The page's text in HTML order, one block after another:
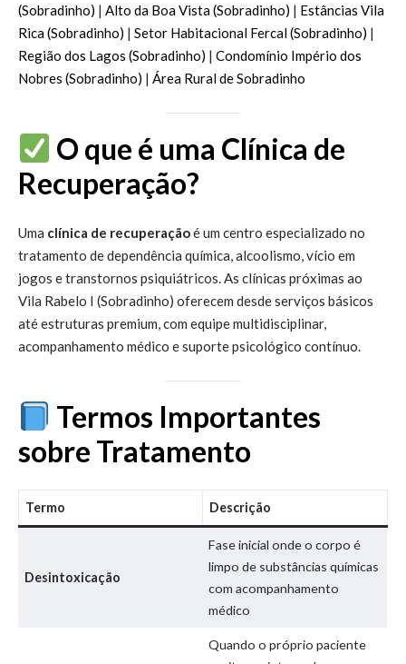
(Sobradinho) | Alto da Boa Vista (Sobradinho) | Estâncias Vila
Rica (Sobradinho) | Setor Habitacional Fercal (Sobradinho) |
Região dos Lagos (Sobradinho) | Condomínio Império dos
Nobres (Sobradinho) | Área Rural de Sobradinho
O que é uma Clínica de
Recuperação?
Uma clínica de recuperaçãoé um centro especializado no
tratamento de dependência química, alcoolismo, vício em
jogos e transtornos psiquiátricos. As clínicas próximas ao
Vila Rabelo I (Sobradinho) oferecem desde serviços básicos
até estruturas premium, com equipe multidisciplinar,
acompanhamento médico e suporte psicológico contínuo.
Termos Importantes
sobre Tratamento
Termo Descrição
Desintoxicação
Fase inicial onde o corpo é
limpo de substâncias químicas
com acompanhamento
médico
Quando o próprio paciente